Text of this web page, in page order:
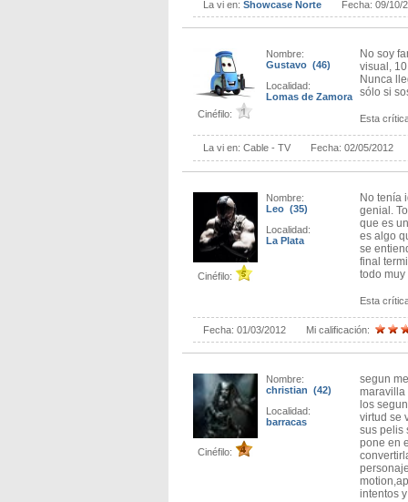
La vi en:Showcase Norte Fecha:09/10/
Cinéfilo:
Nombre:
Gustavo (46)
Localidad:
Lomas de Zamora
No soy
visual,
Nunca
sólo si
Esta
La vi en:Cable - TV Fecha:02/05/2012
Cinéfilo:
Nombre:
Leo (35)
Localidad:
La Plata
No tenía
genial.
que es
es algo
se
final
todo muy
Esta
Fecha:01/03/2012 Mi calificación:
Cinéfilo:
Nombre:
christian (42)
Localidad:
barracas
segun
maravilla
los
virtud se
sus pelis
pone en
intentos